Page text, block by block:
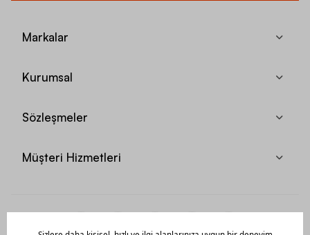
Markalar
Kurumsal
Sözleşmeler
Müşteri Hizmetleri